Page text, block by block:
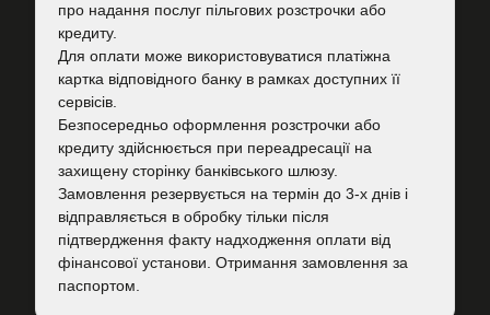
про надання послуг пільгових розстрочки або
кредиту.
Для оплати може використовуватися платіжна
картка відповідного банку в рамках доступних її
сервісів.
Безпосередньо оформлення розстрочки або
кредиту здійснюється при переадресації на
захищену сторінку банківського шлюзу.
Замовлення резервується на термін до 3-х днів і
відправляється в обробку тільки після
підтвердження факту надходження оплати від
фінансової установи. Отримання замовлення за
паспортом.